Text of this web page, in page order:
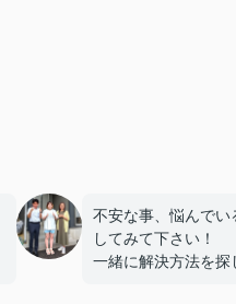
不安な事、悩んでい
してみて下さい！
一緒に解決方法を探